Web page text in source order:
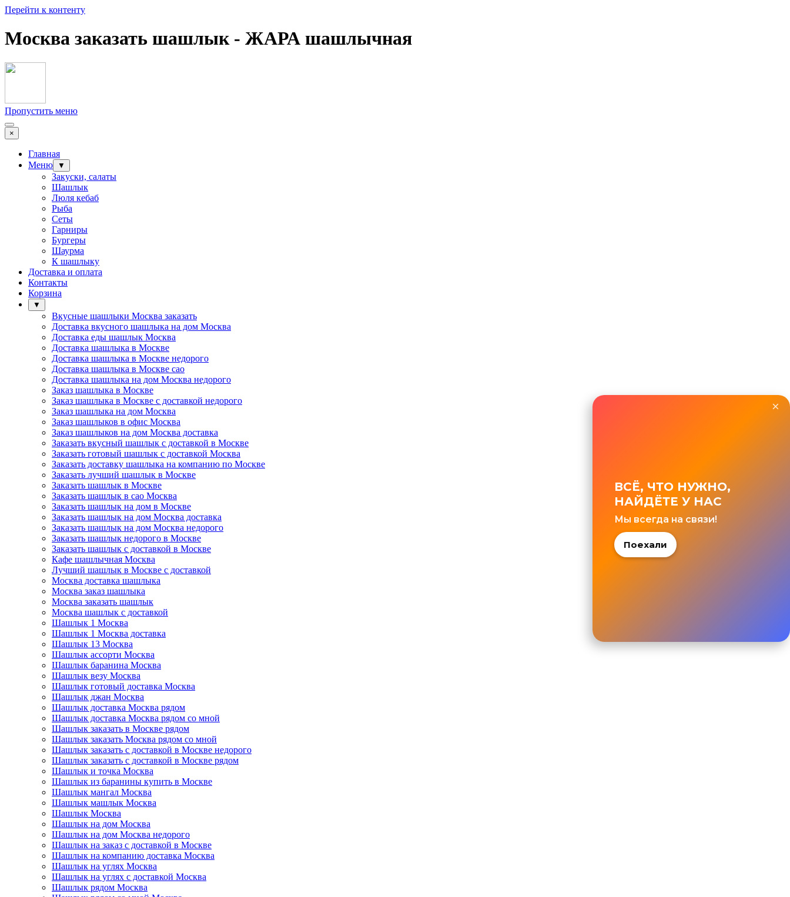
Перейти к контенту
Москва заказать шашлык - ЖАРА шашлычная
Пропустить меню
×
Главная
Меню
▼
Закуски, салаты
Шашлык
Люля кебаб
Рыба
Сеты
Гарниры
Бургеры
Шаурма
К шашлыку
Доставка и оплата
Контакты
Корзина
▼
Вкусные шашлыки Москва заказать
Доставка вкусного шашлыка на дом Москва
Доставка еды шашлык Москва
Доставка шашлыка в Москве
Доставка шашлыка в Москве недорого
Доставка шашлыка в Москве сао
Доставка шашлыка на дом Москва недорого
Заказ шашлыка в Москве
Заказ шашлыка в Москве с доставкой недорого
Заказ шашлыка на дом Москва
Заказ шашлыков в офис Москва
Заказ шашлыков на дом Москва доставка
Заказать вкусный шашлык с доставкой в Москве
Заказать готовый шашлык с доставкой Москва
Заказать доставку шашлыка на компанию по Москве
Заказать лучший шашлык в Москве
Заказать шашлык в Москве
Заказать шашлык в сао Москва
Заказать шашлык на дом в Москве
Заказать шашлык на дом Москва доставка
Заказать шашлык на дом Москва недорого
Заказать шашлык недорого в Москве
Заказать шашлык с доставкой в Москве
Кафе шашлычная Москва
Лучший шашлык в Москве с доставкой
Москва доставка шашлыка
Москва заказ шашлыка
Москва заказать шашлык
Москва шашлык с доставкой
Шашлык 1 Москва
Шашлык 1 Москва доставка
Шашлык 13 Москва
Шашлык ассорти Москва
Шашлык баранина Москва
Шашлык везу Москва
Шашлык готовый доставка Москва
Шашлык джан Москва
Шашлык доставка Москва рядом
Шашлык доставка Москва рядом со мной
Шашлык заказать в Москве рядом
Шашлык заказать Москва рядом со мной
Шашлык заказать с доставкой в Москве недорого
Шашлык заказать с доставкой в Москве рядом
Шашлык и точка Москва
Шашлык из баранины купить в Москве
Шашлык мангал Москва
Шашлык машлык Москва
Шашлык Москва
Шашлык на дом Москва
Шашлык на дом Москва недорого
Шашлык на заказ с доставкой в Москве
Шашлык на компанию доставка Москва
Шашлык на углях Москва
Шашлык на углях с доставкой Москва
Шашлык рядом Москва
×
ВСЁ, ЧТО НУЖНО,
НАЙДЁТЕ У НАС
Мы всегда на связи!
Поехали